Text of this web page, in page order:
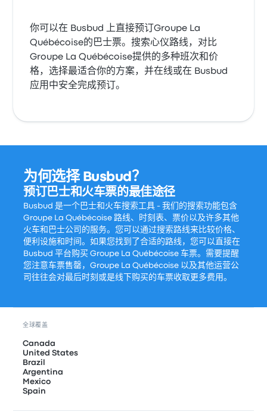
你可以在 Busbud 上直接预订Groupe La
Québécoise的巴士票。搜索心仪路线，对比
Groupe La Québécoise提供的多种班次和价
格，选择最适合你的方案，并在线或在 Busbud
应用中安全完成预订。
为何选择 Busbud？
预订巴士和火车票的最佳途径
Busbud 是一个巴士和火车搜索工具 - 我们的搜索功能包含
Groupe La Québécoise 路线、时刻表、票价以及许多其他
火车和巴士公司的服务。您可以通过搜索路线来比较价格、
便利设施和时间。如果您找到了合适的路线，您可以直接在
Busbud 平台购买 Groupe La Québécoise 车票。需要提醒
您注意车票售罄，Groupe La Québécoise 以及其他运营公
司往往会对最后时刻或是线下购买的车票收取更多费用。
全球覆盖
Canada
United States
Brazil
Argentina
Mexico
Spain